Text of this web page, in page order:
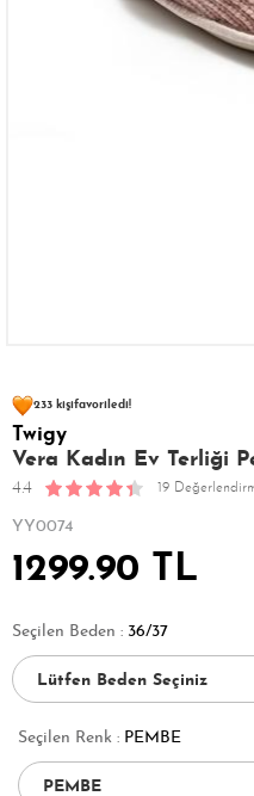
233 kişifavoriledi!
22 kişi
450 kişi
Twigy
Vera Kadın Ev Terliği
4.4 19
YY0074
1299.90 TL
Seçilen Beden : 36/37
Seçilen Renk : PEMBE